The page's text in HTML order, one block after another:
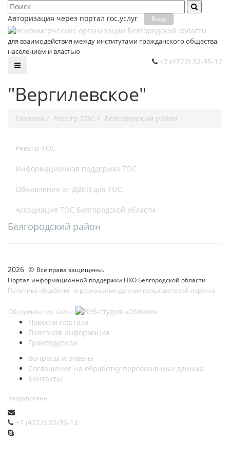
Авторизация через портал гос.уcлуг Вход
для взаимодействия между институтами гражданского общества,
населением и властью
+7 (4722) 32-95-12
"Вергилевское"
Главная Реестр ТОС Белгородский район
Реестр ТОС
Информационная поддержка ТОС
Объявления от ДВКП для ТОС
Ассоциация ТОС Белгородской области
Белгородский район
2026 © Все права защищены.
Портал информационной поддержки НКО Белгородской области
Политика обработки персональных данных пользователей портала
Обслуживание сайта:
Новости портала
Полезная информация
Грантодатели
Вопросы и ответы
Соглашение на обработку персональных данных
Контакты
Разработано:
+7 (4722) 32-95-12